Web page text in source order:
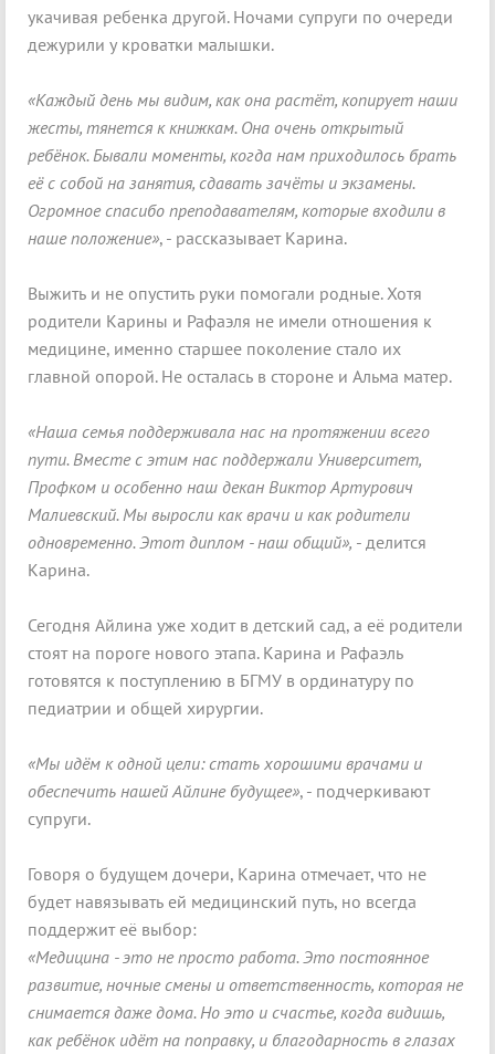
укачивая ребенка другой. Ночами супруги по очереди
дежурили у кроватки малышки.
«Каждый день мы видим, как она растёт, копирует наши
жесты, тянется к книжкам. Она очень открытый
ребёнок. Бывали моменты, когда нам приходилось брать
её с собой на занятия, сдавать зачёты и экзамены.
Огромное спасибо преподавателям, которые входили в
наше положение», - рассказывает Карина.
Выжить и не опустить руки помогали родные. Хотя
родители Карины и Рафаэля не имели отношения к
медицине, именно старшее поколение стало их
главной опорой. Не осталась в стороне и Альма матер.
«Наша семья поддерживала нас на протяжении всего
пути. Вместе с этим нас поддержали Университет,
Профком и особенно наш декан Виктор Артурович
Малиевский. Мы выросли как врачи и как родители
одновременно. Этот диплом - наш общий», - делится
Карина.
Сегодня Айлина уже ходит в детский сад, а её родители
стоят на пороге нового этапа. Карина и Рафаэль
готовятся к поступлению в БГМУ в ординатуру по
педиатрии и общей хирургии.
«Мы идём к одной цели: стать хорошими врачами и
обеспечить нашей Айлине будущее», - подчеркивают
супруги.
Говоря о будущем дочери, Карина отмечает, что не
будет навязывать ей медицинский путь, но всегда
поддержит её выбор:
«Медицина - это не просто работа. Это постоянное
развитие, ночные смены и ответственность, которая не
снимается даже дома. Но это и счастье, когда видишь,
как ребёнок идёт на поправку, и благодарность в глазах